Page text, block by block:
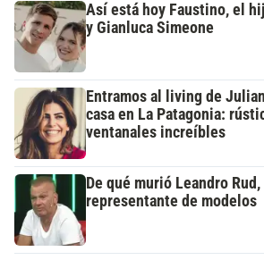
Así está hoy Faustino, el
y Gianluca Simeone
Entramos al living de
casa en La Patagonia:
ventanales increíbles
De qué murió Leandro
representante de modelos